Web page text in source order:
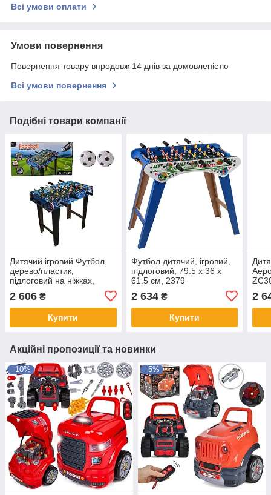
Всі умови оплати
Умови повернення
Повернення товару впродовж 14 днів за домовленістю
Всі умови повернення
Подібні товари компанії
Дитячий ігровий Футбол,
дерево/пластик,
підлоговий на ніжках,
2 606 ₴
Купити
Футбол дитячий, ігровий,
підлоговий, 79.5 х 36 х
61.5 см, 2379
2 634₴
Купити
2
Акційні пропозиції та новинки
–10% –5%